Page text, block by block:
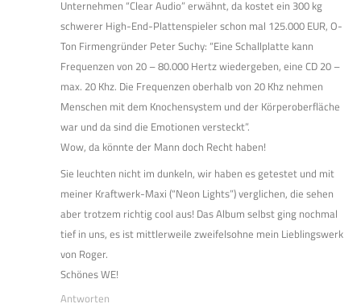
Unternehmen “Clear Audio” erwähnt, da kostet ein 300 kg
schwerer High-End-Plattenspieler schon mal 125.000 EUR, O-
Ton Firmengründer Peter Suchy: “Eine Schallplatte kann
Frequenzen von 20 – 80.000 Hertz wiedergeben, eine CD 20 –
max. 20 Khz. Die Frequenzen oberhalb von 20 Khz nehmen
Menschen mit dem Knochensystem und der Körperoberfläche
war und da sind die Emotionen versteckt”.
Wow, da könnte der Mann doch Recht haben!
Sie leuchten nicht im dunkeln, wir haben es getestet und mit
meiner Kraftwerk-Maxi (“Neon Lights”) verglichen, die sehen
aber trotzem richtig cool aus! Das Album selbst ging nochmal
tief in uns, es ist mittlerweile zweifelsohne mein Lieblingswerk
von Roger.
Schönes WE!
Antworten